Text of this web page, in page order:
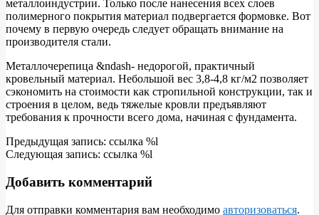
металлоиндустрии. Только после нанесения всех слоев
полимерного покрытия материал подвергается формовке. Вот
почему в первую очередь следует обращать внимание на
производителя стали.
Металлочерепица &ndash- недорогой, практичный
кровельный материал. Небольшой вес 3,8-4,8 кг/м2 позволяет
сэкономить на стоимости как стропильной конструкции, так и
строения в целом, ведь тяжелые кровли предъявляют
требования к прочности всего дома, начиная с фундамента.
2010-
10-
Предыдущая запись: ссылка %l
Следующая запись: ссылка %l
Добавить комментарий
Для отправки комментария вам необходимо авторизоваться.